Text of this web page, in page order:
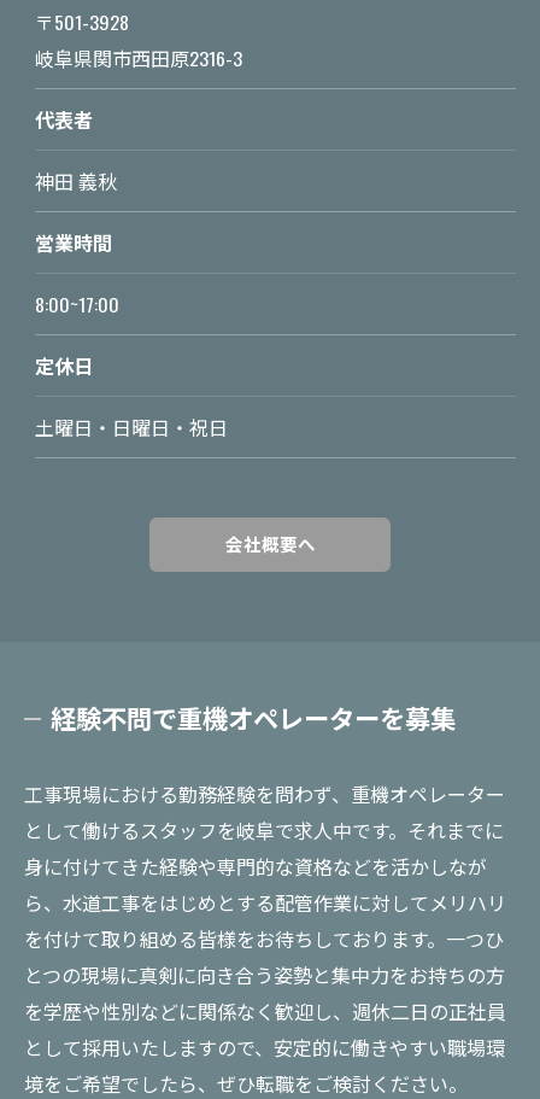
〒501-3928
岐阜県関市西田原2316-3
代表者
神田 義秋
営業時間
8:00~17:00
定休日
土曜日・日曜日・祝日
会社概要へ
経験不問で重機オペレーターを募集
工事現場における勤務経験を問わず、重機オペレーター
として働けるスタッフを岐阜で求人中です。それまでに
身に付けてきた経験や専門的な資格などを活かしなが
ら、水道工事をはじめとする配管作業に対してメリハリ
を付けて取り組める皆様をお待ちしております。一つひ
とつの現場に真剣に向き合う姿勢と集中力をお持ちの方
を学歴や性別などに関係なく歓迎し、週休二日の正社員
として採用いたしますので、安定的に働きやすい職場環
境をご希望でしたら、ぜひ転職をご検討ください。